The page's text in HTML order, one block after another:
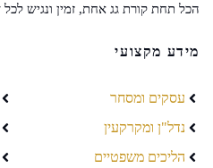
הכל תחת קורת גג אחת, זמין ונגיש לכל
מידע מקצועי
עסקים ומסחר
נדל"ן ומקרקעין
הליכים משפטיים